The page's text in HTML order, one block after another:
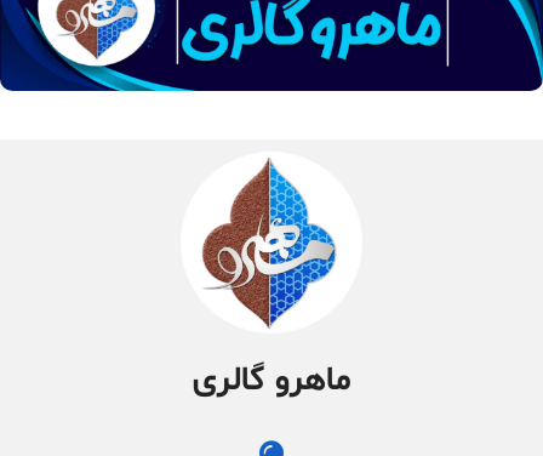
ماهرو گالری